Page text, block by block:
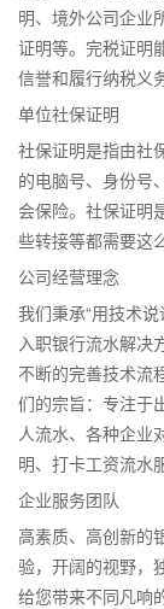
明、境外公司企业
证明等。完税证明
信誉和履行纳税义
单位社保证明
社保证明是指由社
的电脑号、身份号
会保险。社保证明
些转接等都需要这
公司经营理念
我们秉承“用技术
入职银行流水解决
不断的完善技术流
们的宗旨：专注于
人流水、各种企业
明、打卡工资流水
企业服务团队
高素质、高创新的
验，开阔的视野，
给您带来不同凡响